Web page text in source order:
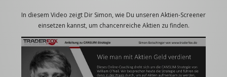
In diesem Video zeigt Dir Simon, wie Du unseren Aktien-Screener
einsetzen kannst, um chancenreiche Aktien zu finden.